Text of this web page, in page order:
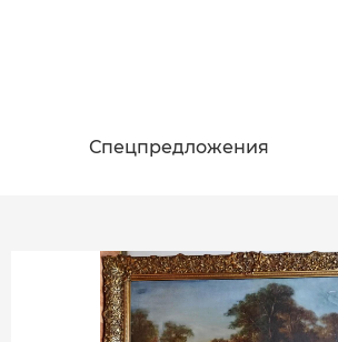
Спецпредложения